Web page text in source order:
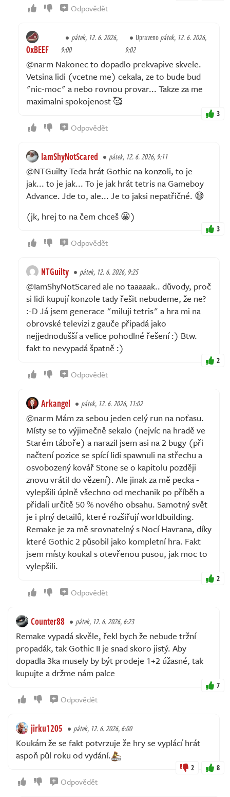
Odpovědět
0xBEEF
pátek, 12. 6. 2026,
9:00
Upravenopátek, 12. 6. 2026,
9:02
@narm Nakonec to dopadlo prekvapive skvele.
Vetsina lidi (vcetne me) cekala, ze to bude bud
"nic-moc" a nebo rovnou provar... Takze za me
maximalni spokojenost 🥰
3
Odpovědět
IamShyNotScared pátek, 12. 6. 2026, 9:11
@NTGuilty Teda hrát Gothic na konzoli, to je
jak... to je jak... To je jak hrát tetris na Gameboy
Advance. Jde to, ale... Je to jaksi nepatřičné. 😅
(jk, hrej to na čem chceš 😀)
3
Odpovědět
NTGuilty pátek, 12. 6. 2026, 9:25
@IamShyNotScared ale no taaaaak.. důvody, proč
si lidi kupují konzole tady řešit nebudeme, že ne?
:-D Já jsem generace "miluji tetris" a hra mi na
obrovské televizi z gauče připadá jako
nejjednodušší a velice pohodlné řešení :) Btw.
fakt to nevypadá špatně :)
2
Odpovědět
Arkangel pátek, 12. 6. 2026, 11:02
@narm Mám za sebou jeden celý run na noťasu.
Místy se to výjimečně sekalo (nejvíc na hradě ve
Starém táboře) a narazil jsem asi na 2 bugy (při
načtení pozice se spící lidi spawnuli na střechu a
osvobozený kovář Stone se o kapitolu později
znovu vrátil do vězení). Ale jinak za mě pecka -
vylepšili úplně všechno od mechanik po příběh a
přidali určitě 50 % nového obsahu. Samotný svět
je i plný detailů, které rozšiřují worldbuilding.
Remake je za mě srovnatelný s Nocí Havrana, díky
které Gothic 2 působil jako kompletní hra. Fakt
jsem místy koukal s otevřenou pusou, jak moc to
vylepšili.
2
Odpovědět
Counter88 pátek, 12. 6. 2026, 6:23
Remake vypadá skvěle, řekl bych že nebude tržní
propadák, tak Gothic II je snad skoro jistý. Aby
dopadla 3ka musely by být prodeje 1+2 úžasné, tak
kupujte a držme nám palce
7
Odpovědět
jirku1205 pátek, 12. 6. 2026, 6:00
Koukám že se fakt potvrzuje že hry se vyplácí hrát
aspoň půl roku od vydání.
2 8
Odpovědět